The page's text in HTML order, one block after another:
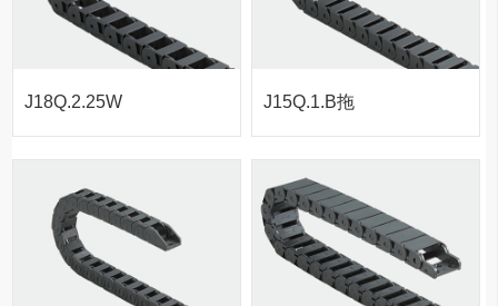
J18Q.2.25W
侧开
J15Q.1.B拖
打开
J15Q.1.20B